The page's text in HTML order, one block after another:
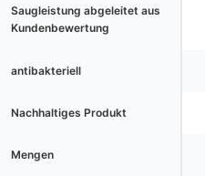
Saugleistung abgeleitet aus
Kundenbewertung
antibakteriell
Nachhaltiges Produkt
Mengen